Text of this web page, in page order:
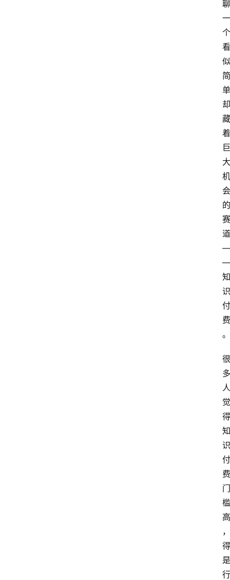
聊
一
个
看
似
简
单
却
藏
着
巨
大
机
会
的
赛
道
—
—
知
识
付
费
。
很
多
人
觉
得
知
识
付
费
门
槛
高
，
得
是
行